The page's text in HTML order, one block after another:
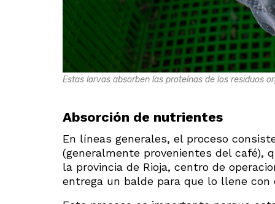
Estas larvas absorben las proteínas de los residuos
Absorción de nutrientes
En líneas generales, el proceso
(generalmente provenientes del café),
la provincia de Rioja, centro de
entrega un balde para que lo llene con